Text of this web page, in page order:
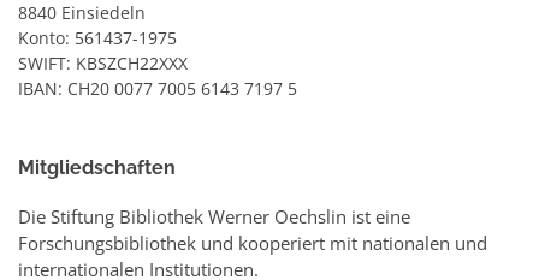
8840 Einsiedeln
Konto: 561437-1975
SWIFT: KBSZCH22XXX
IBAN: CH20 0077 7005 6143 7197 5
Mitgliedschaften
Die Stiftung Bibliothek Werner Oechslin ist eine
Forschungsbibliothek und kooperiert mit nationalen und
internationalen Institutionen.